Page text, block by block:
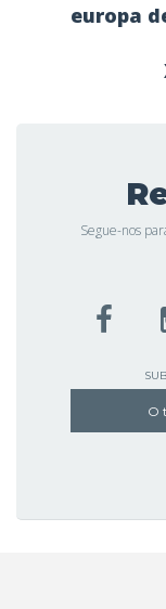
europa
Segue-nos